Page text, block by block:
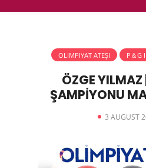
OLIMPIYAT ATEŞI P＆G
ÖZGE
ŞAMPİYONU
3 AUGUST